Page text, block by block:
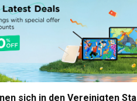
und
zu unseren
sich in den Vereinigten